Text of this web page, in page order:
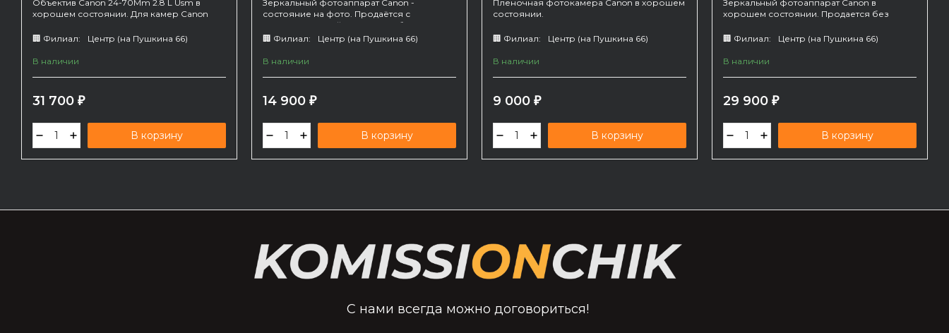
Объектив Canon 24-70Mm 2.8 L Usm в
хорошем состоянии. Для камер Canon
🏢 Филиал: Центр (на Пушкина 66)
В наличии
31 700 ₽
В корзину
Зеркальный фотоаппарат Canon -
состояние на фото. Продаётся с
зарядным устройством. Без объектива.
Пробег 172264
🏢 Филиал: Центр (на Пушкина 66)
В наличии
14 900 ₽
В корзину
Пленочная фотокамера Canon в хорошем
состоянии.
🏢 Филиал: Центр (на Пушкина 66)
В наличии
9 000 ₽
В корзину
Зеркальный фотоаппарат Canon в
хорошем состоянии. Продается без
объективом.
🏢 Филиал: Центр (на Пушкина 66)
В наличии
29 900 ₽
В корзину
С нами всегда можно договориться!